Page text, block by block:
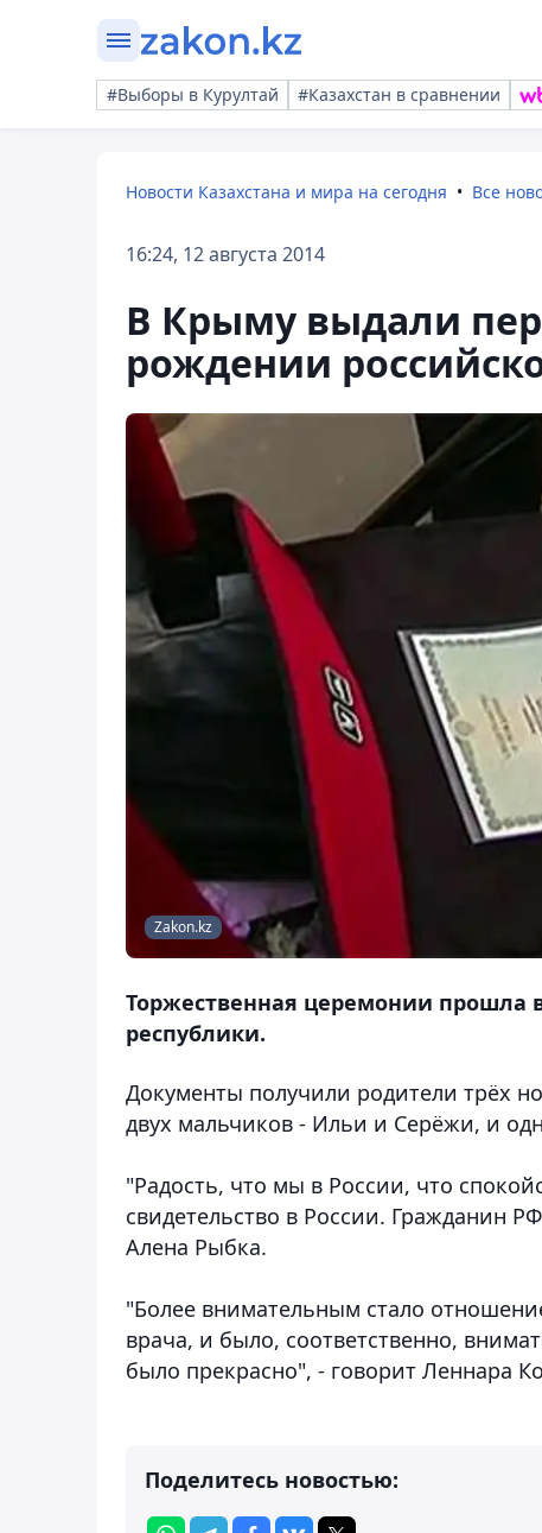
#Выборы в Курултай #Казахстан в сравнении
Новости Казахстана и мира на сегодня Все
16:24, 12 августа 2014
В Крыму выдали
рождении
Zakon.kz
Торжественная церемонии прошла
республики.
Документы получили родители трёх
двух мальчиков - Ильи и Серёжи, и
"Радость, что мы в России, что
свидетельство в России. Гражданин
Алена Рыбка.
"Более внимательным стало
врача, и было, соответственно,
было прекрасно", - говорит Леннара
Поделитесь новостью: